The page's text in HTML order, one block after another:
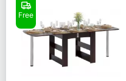
Free